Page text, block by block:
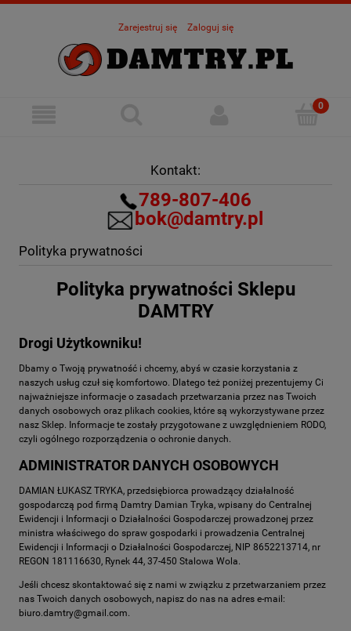
Zarejestruj się Zaloguj się
Kontakt:
789-807-406
bok@damtry.pl
Polityka prywatności
Polityka prywatności Sklepu
DAMTRY
Drogi Użytkowniku!
Dbamy o Twoją prywatność i chcemy, abyś w czasie korzystania z
naszych usług czuł się komfortowo. Dlatego też poniżej prezentujemy Ci
najważniejsze informacje o zasadach przetwarzania przez nas Twoich
danych osobowych oraz plikach cookies, które są wykorzystywane przez
nasz Sklep. Informacje te zostały przygotowane z uwzględnieniem RODO,
czyli ogólnego rozporządzenia o ochronie danych.
ADMINISTRATOR DANYCH OSOBOWYCH
DAMIAN ŁUKASZ TRYKA, przedsiębiorca prowadzący działalność
gospodarczą pod firmą Damtry Damian Tryka, wpisany do Centralnej
Ewidencji i Informacji o Działalności Gospodarczej prowadzonej przez
ministra właściwego do spraw gospodarki i prowadzenia Centralnej
Ewidencji i Informacji o Działalności Gospodarczej, NIP 8652213714, nr
REGON 181116630, Rynek 44, 37-450 Stalowa Wola.
Jeśli chcesz skontaktować się z nami w związku z przetwarzaniem przez
nas Twoich danych osobowych, napisz do nas na adres e-mail:
biuro.damtry@gmail.com.